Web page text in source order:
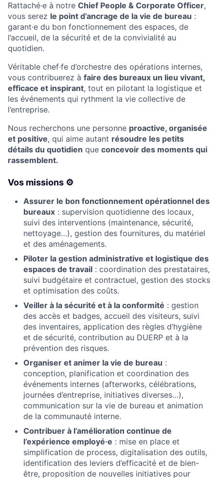
Rattaché·e à notre Chief People & Corporate Officer,
vous serez le point d’ancrage de la vie de bureau :
garant·e du bon fonctionnement des espaces, de
l’accueil, de la sécurité et de la convivialité au
quotidien.
Véritable chef·fe d’orchestre des opérations internes,
vous contribuerez à faire des bureaux un lieu vivant,
efficace et inspirant, tout en pilotant la logistique et
les événements qui rythment la vie collective de
l’entreprise.
Nous recherchons une personne proactive, organisée
et positive, qui aime autant résoudre les petits
détails du quotidien que concevoir des moments qui
rassemblent.
Vos missions ⚙️
Assurer le bon fonctionnement opérationnel des
bureaux : supervision quotidienne des locaux,
suivi des interventions (maintenance, sécurité,
nettoyage…), gestion des fournitures, du matériel
et des aménagements.
Piloter la gestion administrative et logistique des
espaces de travail : coordination des prestataires,
suivi budgétaire et contractuel, gestion des stocks
et optimisation des coûts.
Veiller à la sécurité et à la conformité : gestion
des accès et badges, accueil des visiteurs, suivi
des inventaires, application des règles d’hygiène
et de sécurité, contribution au DUERP et à la
prévention des risques.
Organiser et animer la vie de bureau :
conception, planification et coordination des
événements internes (afterworks, célébrations,
journées d’entreprise, initiatives diverses…),
communication sur la vie de bureau et animation
de la communauté interne.
Contribuer à l’amélioration continue de
l’expérience employé·e : mise en place et
simplification de process, digitalisation des outils,
identification des leviers d’efficacité et de bien-
être, proposition de nouvelles initiatives pour